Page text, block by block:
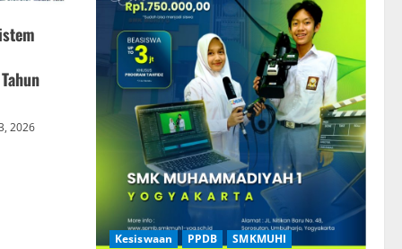
2026
Kesiswaan PPDB SMKMUHI